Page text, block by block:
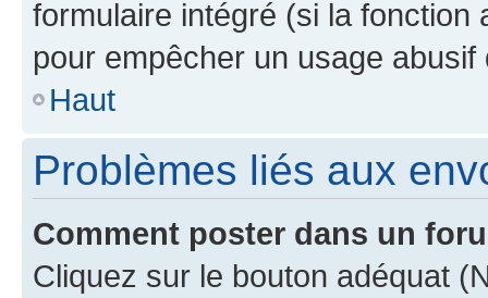
formulaire intégré (si la fonction
pour empêcher un usage
Haut
Problèmes liés aux
Comment poster dans un
Cliquez sur le bouton adéquat